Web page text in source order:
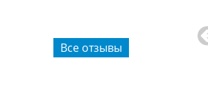
Все отзывы